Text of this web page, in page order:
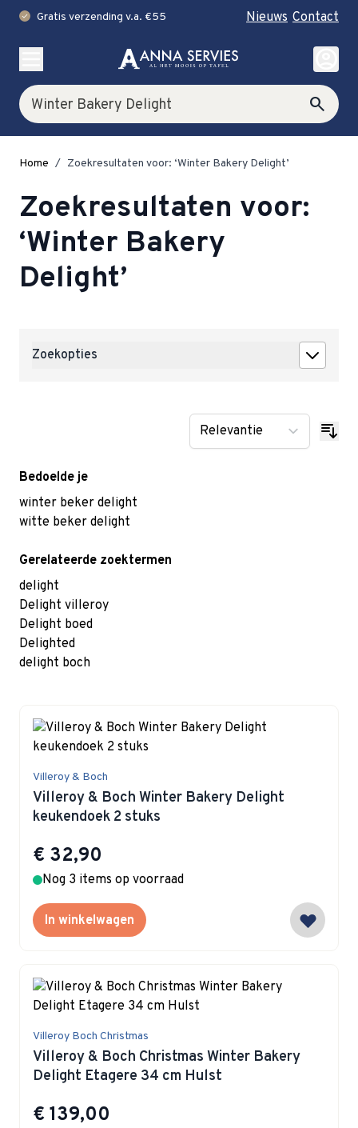
check Gratis verzending v.a. €55 Nieuws Contact
Zoek search
account_circle
Home / Zoekresultaten voor: ‘Winter Bakery Delight’
Zoekresultaten voor:
‘Winter Bakery
Delight’
Bedoelde je
winter beker delight
witte beker delight
Gerelateerde zoektermen
delight
Delight villeroy
Delight boed
Delighted
delight boch
Villeroy & Boch
Villeroy & Boch Winter Bakery Delight
keukendoek 2 stuks
€ 32,90
Nog 3 items op voorraad
In winkelwagen
Villeroy Boch Christmas
Villeroy & Boch Christmas Winter Bakery
Delight Etagere 34 cm Hulst
€ 139,00
Zoekopties